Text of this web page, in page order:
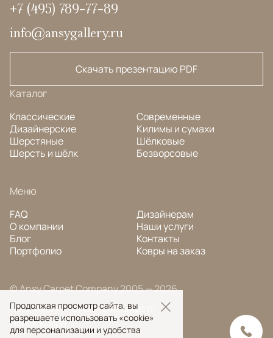
+7 (495) 789-77-89
info@ansygallery.ru
Скачать презентацию PDF
Каталог
Классические
Дизайнерские
Шерстяные
Шерсть и шёлк
Современные
Килимы и сумахи
Шёлковые
Безворсовые
Меню
FAQ
О компании
Блог
Портфолио
Дизайнерам
Наши услуги
Контакты
Ковры на заказ
© Ansy Carpet Company 2005 — 2026
Политика конфиденциальности
Поиск ковра
Продолжая просмотр сайта, вы
разрешаете использовать «cookie»
для персонализации и удобства